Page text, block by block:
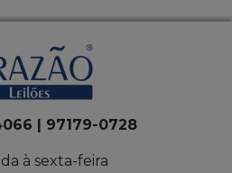
| 97179-0728
à sexta-feira